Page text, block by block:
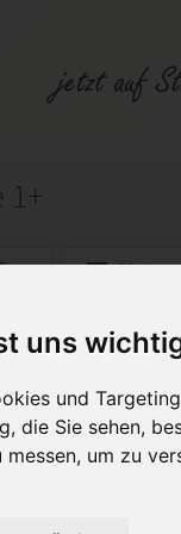
uns
und
die Sie sehen,
um zu
1+
K02
Mech 5-